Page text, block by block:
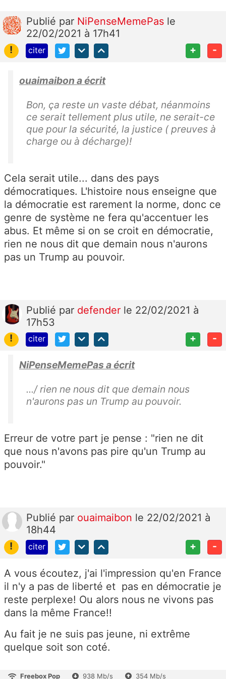
Publié par NiPenseMemePas le
22/02/2021 à 17h41
!
citer + -
ouaimaibon a écrit
Bon, ça reste un vaste débat, néanmoins
ce serait tellement plus utile, ne serait-ce
que pour la sécurité, la justice ( preuves à
charge ou à décharge)!
Cela serait utile... dans des pays
démocratiques. L'histoire nous enseigne que
la démocratie est rarement la norme, donc ce
genre de système ne fera qu'accentuer les
abus. Et même si on se croit en démocratie,
rien ne nous dit que demain nous n'aurons
pas un Trump au pouvoir.
Publié par defender le 22/02/2021 à
17h53
!
citer + -
NiPenseMemePas a écrit
.../ rien ne nous dit que demain nous
n'aurons pas un Trump au pouvoir.
Erreur de votre part je pense : "rien ne dit
que nous n'avons pas pire qu'un Trump au
pouvoir."
Publié par ouaimaibon le 22/02/2021 à
18h44
!
citer + -
A vous écoutez, j'ai l'impression qu'en France
il n'y a pas de liberté et pas en démocratie je
reste perplexe! Ou alors nous ne vivons pas
dans la même France!!
Au fait je ne suis pas jeune, ni extrême
quelque soit son coté.
Freebox Pop 938 Mb/s 354 Mb/s